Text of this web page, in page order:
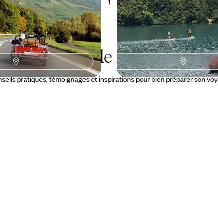
Le GuideLa Soca
pratiques, témoignages et inspirations pour bien préparer son